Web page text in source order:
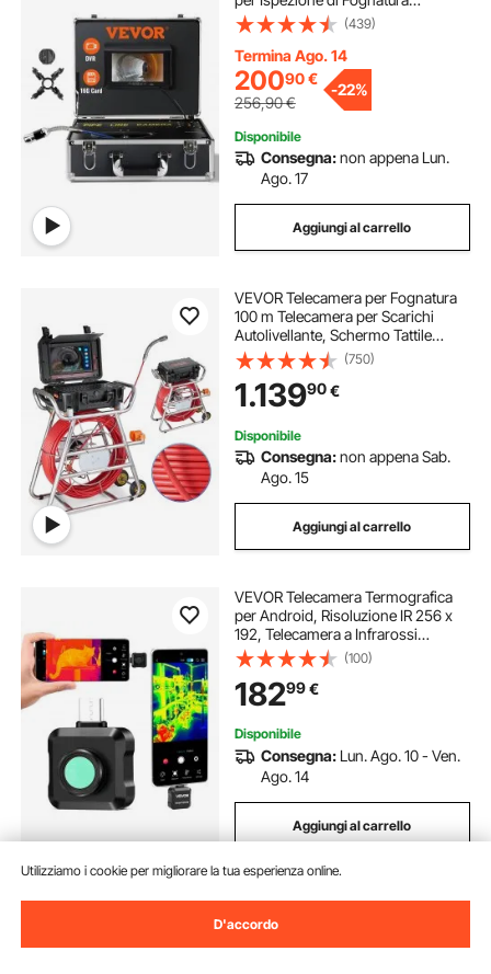
Schermo Colorata 7 Pollici,
Telecamera Ispezione Sonda Cavo
da 20m per Tubi Angolazione
(439)
Termina Ago. 14
20090€
256,90€
-22%
Disponibile
Consegna:non appena Lun.
Ago. 17
Aggiungi al carrello
VEVOR Telecamera per Fognatura
100 m Telecamera per Scarichi
Autolivellante, Schermo Tattile
256,54 mm Trasmettitore 512 Hz
Contatore di Distanza, Telecamera
Idraulica a Serpente IP67 con Luci-
12 LED
(750)
1.13990€
Disponibile
Consegna:non appena Sab.
Ago. 15
Aggiungi al carrello
VEVOR Telecamera Termografica
per Android, Risoluzione IR 256 x
192, Telecamera a Infrarossi
Tascabile per Smartphone e Tablet,
Super Risoluzione 512 × 384 con
Obiettivo Macro, 25 Hz, -20 °C a
550 °C
(100)
18299€
Disponibile
Consegna: Lun. Ago. 10 - Ven.
Ago. 14
Aggiungi al carrello
Utilizziamo i cookie per migliorare la tua esperienza online.
D'accordo